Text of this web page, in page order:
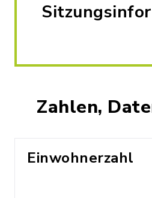
Zahlen,
Einwohnerzahl